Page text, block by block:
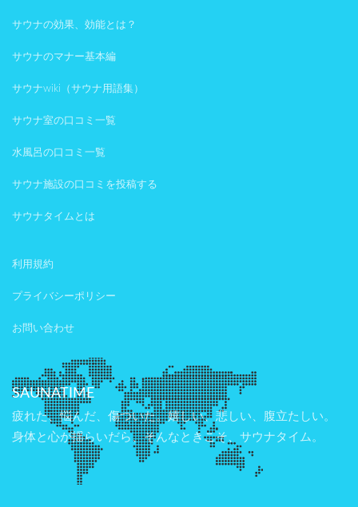
サウナの効果、効能とは？
サウナのマナー基本編
サウナwiki（サウナ用語集）
サウナ室の口コミ一覧
水風呂の口コミ一覧
サウナ施設の口コミを投稿する
サウナタイムとは
利用規約
プライバシーポリシー
お問い合わせ
SAUNATIME
疲れた、悩んだ、傷ついた。嬉しい、悲しい、腹立たしい。
身体と心が揺らいだら、そんなときこそ、サウナタイム。